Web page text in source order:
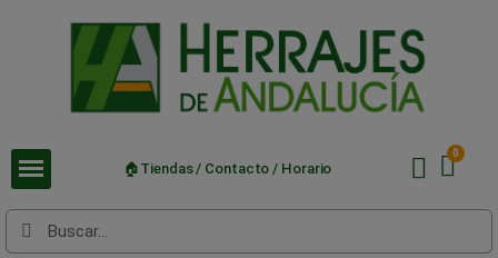
🏠Tiendas / Contacto / Horario